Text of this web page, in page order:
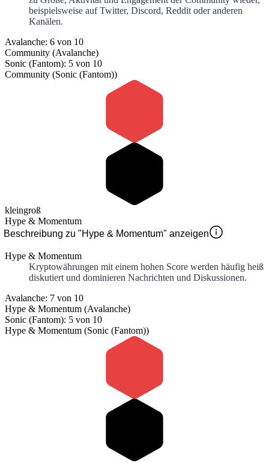
beispielsweise auf Twitter, Discord, Reddit oder anderen
Kanälen.
Avalanche: 6 von 10
Community (Avalanche)
Sonic (Fantom): 5 von 10
Community (Sonic (Fantom))
kleingroß
Hype & Momentum
Beschreibung zu "Hype & Momentum" anzeigen
Hype & Momentum
Kryptowährungen mit einem hohen Score werden häufig heiß
diskutiert und dominieren Nachrichten und Diskussionen.
Avalanche: 7 von 10
Hype & Momentum (Avalanche)
Sonic (Fantom): 5 von 10
Hype & Momentum (Sonic (Fantom))